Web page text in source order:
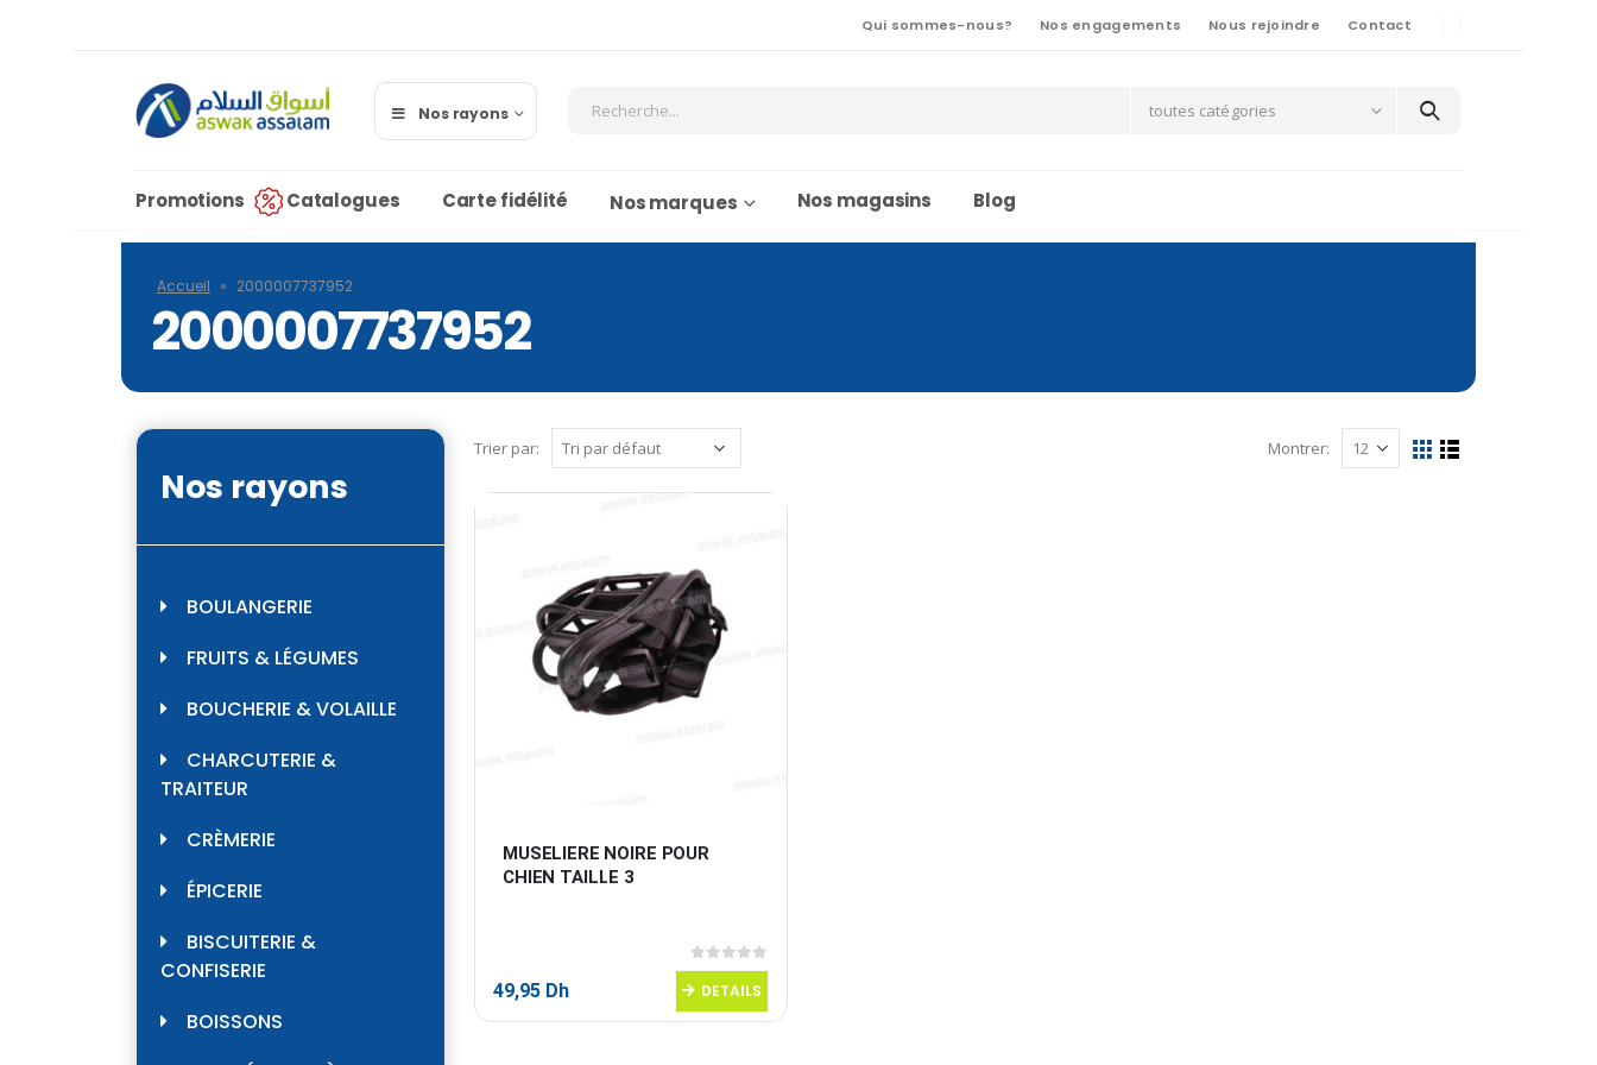
Qui sommes-nous? Nos engagements Nous rejoindre Contact
Nos rayons toutes catégories
Promotions Catalogues Carte fidélité Nos marques Nos magasins Blog
Accueil » 2000007737952
2000007737952
Trier par: Montrer:
MUSELIERE NOIRE POUR
CHIEN TAILLE 3
0sur 5
49,95 Dh DETAILS
Nos rayons
BOULANGERIE
FRUITS & LÉGUMES
BOUCHERIE & VOLAILLE
CHARCUTERIE &
TRAITEUR
CRÈMERIE
ÉPICERIE
BISCUITERIE &
CONFISERIE
BOISSONS